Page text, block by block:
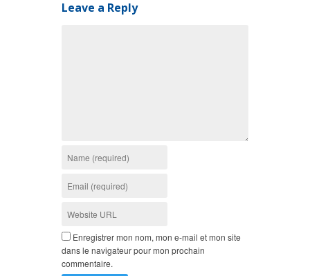
Leave a Reply
Enregistrer mon nom, mon e-mail et mon site
dans le navigateur pour mon prochain
commentaire.